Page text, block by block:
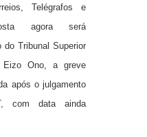
Telégrafos e
agora será
do Tribunal Superior
Eizo Ono, a greve
após o julgamento
com data ainda